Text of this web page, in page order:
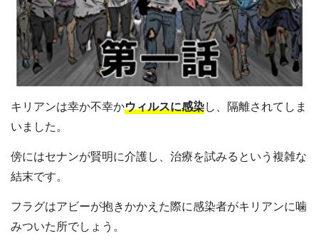
キリアンは幸か不幸かウィルスに感染し、隔離されてしま
いました。
傍にはセナンが賢明に介護し、治療を試みるという複雑な
結末です。
フラグはアビーが抱きかかえた際に感染者がキリアンに噛
みついた所でしょう。